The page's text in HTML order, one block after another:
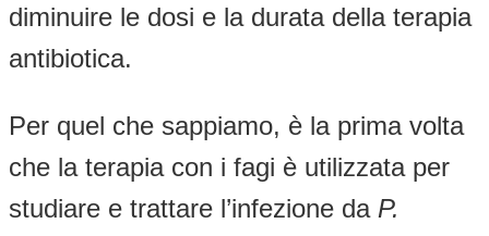
diminuire le dosi e la durata della terapia
antibiotica.
Per quel che sappiamo, è la prima volta
che la terapia con i fagi è utilizzata per
studiare e trattare l’infezione da P.